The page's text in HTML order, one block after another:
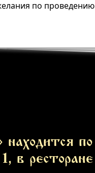
по проведению
по
в